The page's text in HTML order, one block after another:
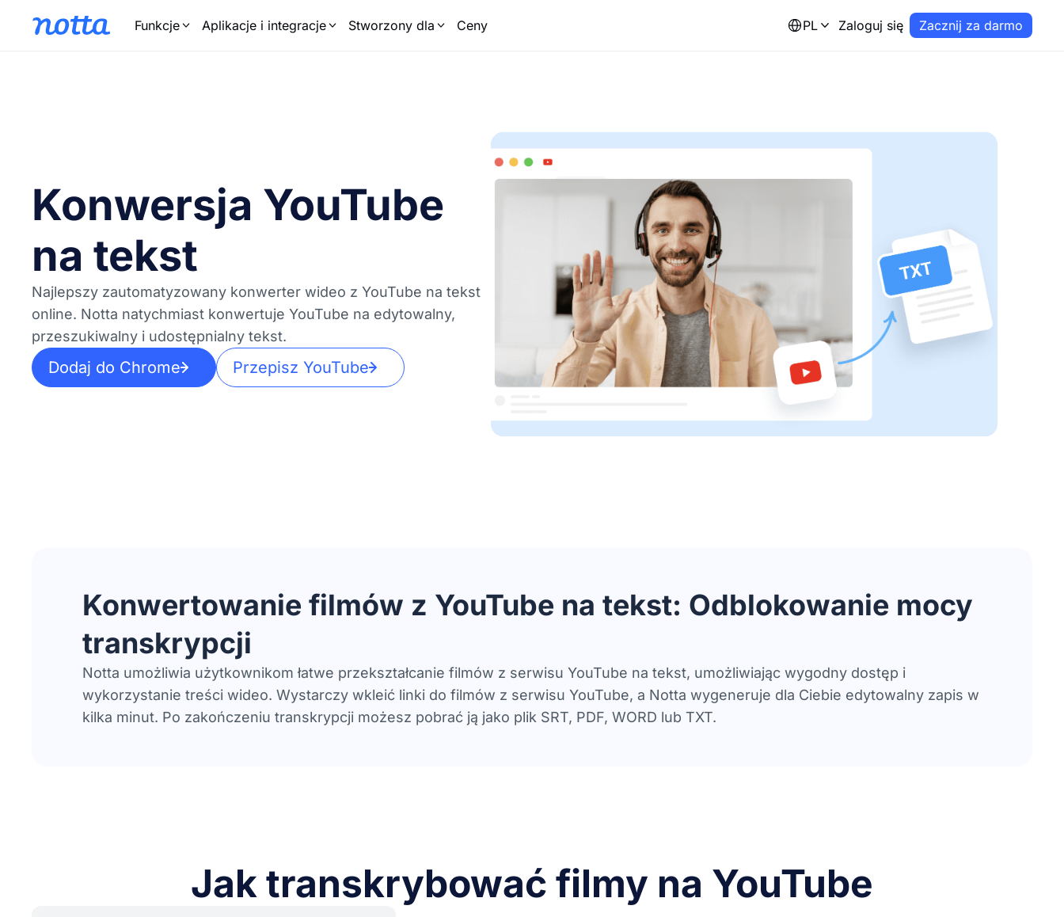
Funkcje Aplikacje i integracje Stworzony dla Ceny PL Zaloguj się Zacznij za darmo
Konwersja YouTube
na tekst
Najlepszy zautomatyzowany konwerter wideo z YouTube na tekst
online. Notta natychmiast konwertuje YouTube na edytowalny,
przeszukiwalny i udostępnialny tekst.
Dodaj do Chrome Przepisz YouTube
Konwertowanie filmów z YouTube na tekst: Odblokowanie mocy
transkrypcji
Notta umożliwia użytkownikom łatwe przekształcanie filmów z serwisu YouTube na tekst, umożliwiając wygodny dostęp i
wykorzystanie treści wideo. Wystarczy wkleić linki do filmów z serwisu YouTube, a Notta wygeneruje dla Ciebie edytowalny zapis w
kilka minut. Po zakończeniu transkrypcji możesz pobrać ją jako plik SRT, PDF, WORD lub TXT.
Jak transkrybować filmy na YouTube